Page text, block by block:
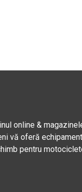
online &
vă oferă
pentru